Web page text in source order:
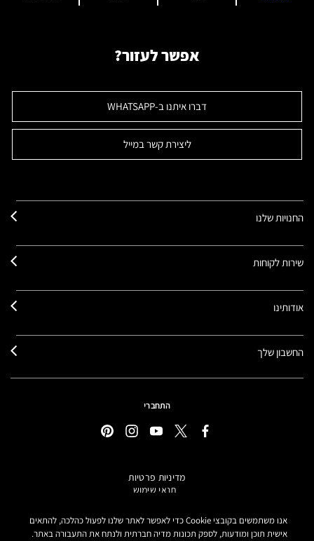
אפשר לעזור?
דברו איתנו ב-WHATSAPP
ליצירת קשר במייל
החנויות שלנו
שירות לקוחות
אודותינו
החשבון שלך
התחברי
מדיניות פרטיות
תנאי שימוש
מידע על מוצרים מזוייפים
הצהרת נגישות
אנו משתמשים בקובצי Cookie כדי לאפשר לאתר שלנו לפעול כהלכה, להתאים
אישית תוכן ומודעות, לספק תכונות מדיה חברתית ולנתח את התעבורה באתר.